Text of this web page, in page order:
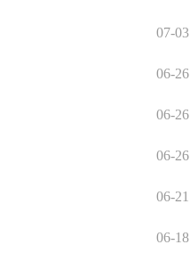
07-03
06-26
06-26
06-26
06-21
06-18